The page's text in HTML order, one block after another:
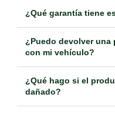
¿Qué garantía tiene
¿Puedo devolver una
con mi vehículo?
¿Qué hago si el
dañado?